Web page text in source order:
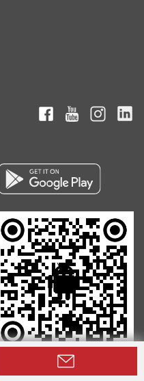
在Google Play
下載我們的